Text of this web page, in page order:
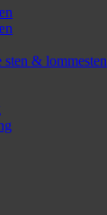
sten & lommesten